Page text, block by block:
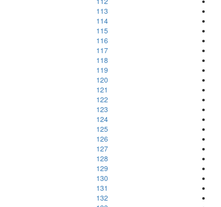
113
114
115
116
117
118
119
120
121
122
123
124
125
126
127
128
129
130
131
132